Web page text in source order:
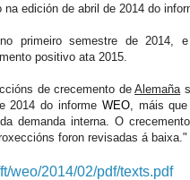
edición de abril de 2014 do
primeiro semestre de 2014,
positivo ata 2015.
de crecemento deAlemaña
2014 do informe WEO, máis
demanda interna. O
foron revisadas á baixa."
weo/2014/02/pdf/texts.pdf